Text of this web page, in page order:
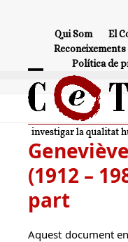
Qui Som El
Reconeixements
Política de
Open
mobile
menu
Close
mobile
menu
(1912 –
part
Aquest document